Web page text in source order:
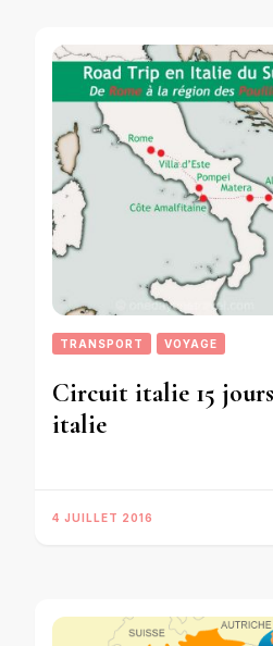
TRANSPORT VOYAGE
Circuit italie 15
italie
4 JUILLET 2016